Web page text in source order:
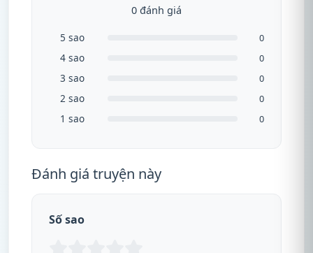
0 đánh giá
5 sao 0
4 sao 0
3 sao 0
2 sao 0
1 sao 0
Đánh giá truyện này
Số sao